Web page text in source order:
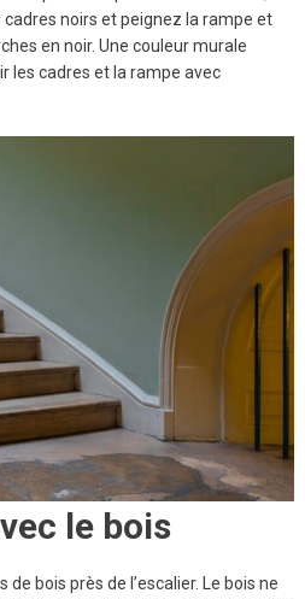
noirs et peignez la rampe et
en noir. Une couleur murale
les cadres et la rampe avec
le bois
bois près de l’escalier. Le bois ne